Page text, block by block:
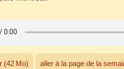
(42 Mo) aller à la page de la